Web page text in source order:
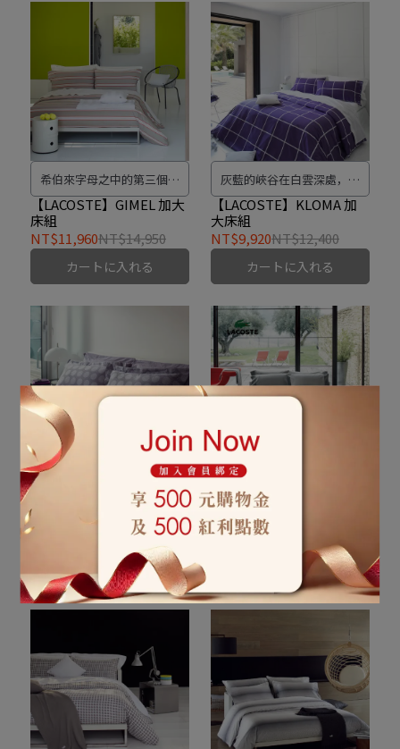
希伯來字母之中的第三個字
母，形似一個在律動之中的
人，有著神秘難解的含義自
律、行動與愛心。
【LACOSTE】GIMEL 加大
床組
NT$11,960NT$14,950
カートに入れる
灰藍的峽谷在白雲深處，白
色的激流在峽谷內規律地流
動著，是峽谷切割水流還是
流水切割峽谷。不管了讓我
們呼吸在其中吧!
【LACOSTE】KLOMA 加
大床組
NT$9,920NT$12,400
カートに入れる
來自法國品牌寢具
【LACOSTE】MALAR 加大
床組
NT$14,120
カートに入れる
一顆迸裂的新星，灰色的背
景與黑色的暗影，這是所有
色彩的基底等著你去探索。
【LACOSTE】NOVA 加大
床組
NT$13,230
カートに入れる